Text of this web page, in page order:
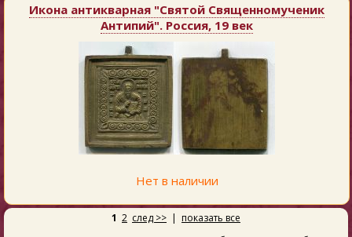
Икона антикварная "Святой Священномученик
Антипий". Россия, 19 век
Нет в наличии
1 2 след >> | показать все